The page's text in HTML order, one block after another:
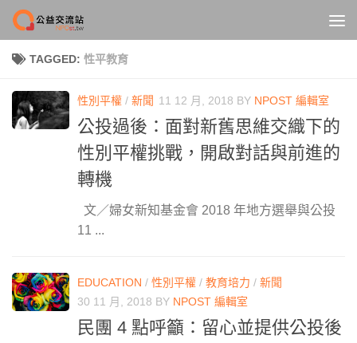
Skip to content
TAGGED: 性平教育
性別平權 / 新聞 11 12 月, 2018 BY NPOST 編輯室
公投過後：面對新舊思維交織下的
性別平權挑戰，開啟對話與前進的
轉機
文／婦女新知基金會 2018 年地方選舉與公投
11 ...
EDUCATION / 性別平權 / 教育培力 / 新聞
30 11 月, 2018 BY NPOST 編輯室
民團 4 點呼籲：留心並提供公投後